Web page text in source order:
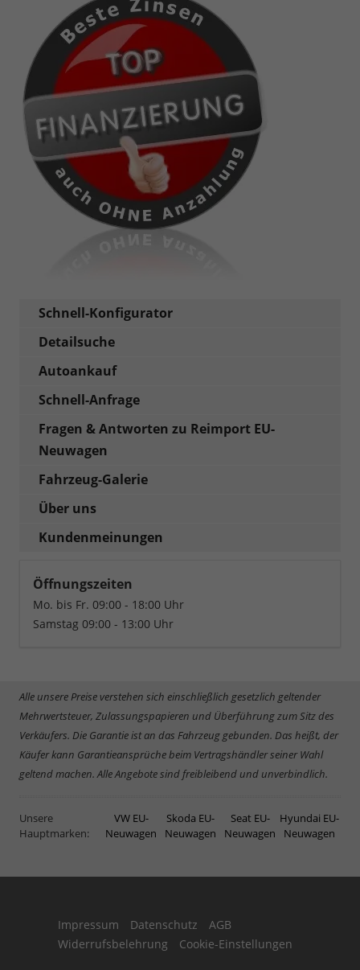
Schnell-Konfigurator
Detailsuche
Autoankauf
Schnell-Anfrage
Fragen & Antworten zu Reimport EU-
Neuwagen
Fahrzeug-Galerie
Über uns
Kundenmeinungen
Öffnungszeiten
Mo. bis Fr. 09:00 - 18:00 Uhr
Samstag 09:00 - 13:00 Uhr
Alle unsere Preise verstehen sich einschließlich gesetzlich geltender
Mehrwertsteuer, Zulassungspapieren und Überführung zum Sitz des
Verkäufers. Die Garantie ist an das Fahrzeug gebunden. Das heißt, der
Käufer kann Garantieansprüche beim Vertragshändler seiner Wahl
geltend machen. Alle Angebote sind freibleibend und unverbindlich.
Unsere
Hauptmarken:
VW EU-
Neuwagen
Skoda EU-
Neuwagen
Seat EU-
Neuwagen
Hyundai EU-
Neuwagen
Impressum Datenschutz
AGB
Widerrufsbelehrung
Cookie-Einstellungen